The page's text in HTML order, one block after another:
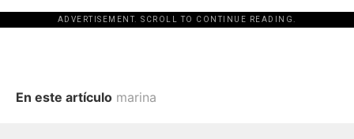
ADVERTISEMENT. SCROLL TO CONTINUE READING.
En este artículo marina